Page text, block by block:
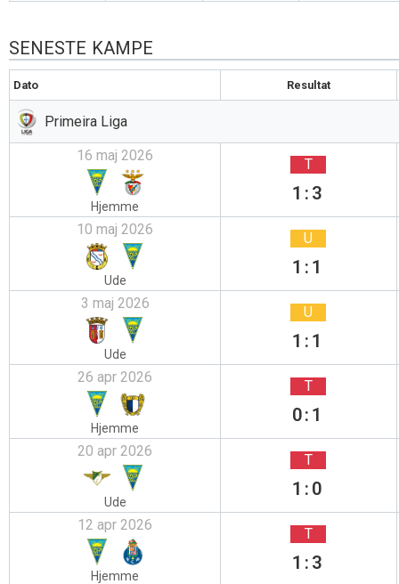
SENESTE KAMPE
Dato Resultat
Primeira Liga
16 maj 2026
Hjemme
T
1:3
10 maj 2026
Ude
U
1:1
3 maj 2026
Ude
U
1:1
26 apr 2026
Hjemme
T
0:1
20 apr 2026
Ude
T
1:0
12 apr 2026
Hjemme
T
1:3